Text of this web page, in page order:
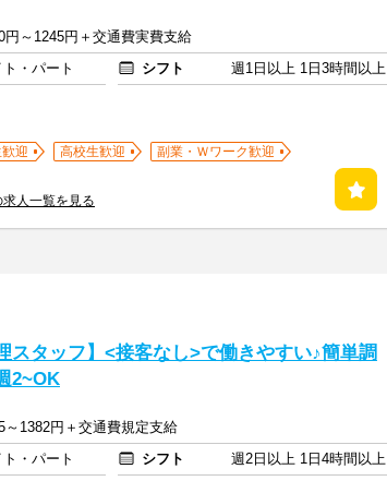
円～1245円＋交通費実費支給
・パート シフト
週1日以上 1日3時間以上
迎 高校生歓迎
副業・Ｗワーク歓迎
人一覧を見る
スタッフ】<接客なし>で働きやすい♪簡単調
2~OK
～1382円＋交通費規定支給
・パート シフト 週2日以上 1日4時間以上